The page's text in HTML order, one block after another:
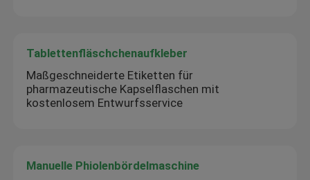
Tablettenfläschchenaufkleber
Maßgeschneiderte Etiketten für
pharmazeutische Kapselflaschen mit
kostenlosem Entwurfsservice
Manuelle Phiolenbördelmaschine